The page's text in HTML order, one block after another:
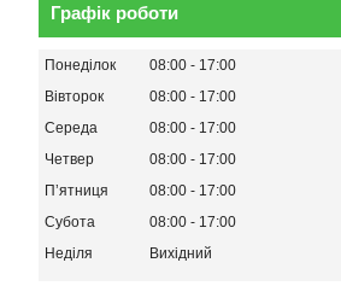
Графік роботи
Понеділок 08:00
17:00
Вівторок
08:00
17:00
Середа
08:00
17:00
Четвер
08:00
17:00
Пʼятниця
08:00
17:00
Субота
08:00
17:00
Неділя
Вихідний